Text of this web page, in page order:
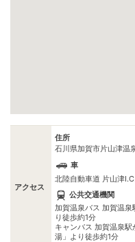
アクセス
住所
石川県加賀市片山津温
車
北陸自動車道 片山津
公共交通機関
加賀温泉バス 加賀温泉
り徒歩約1分
キャンバス 加賀温泉
湯」より徒歩約1分